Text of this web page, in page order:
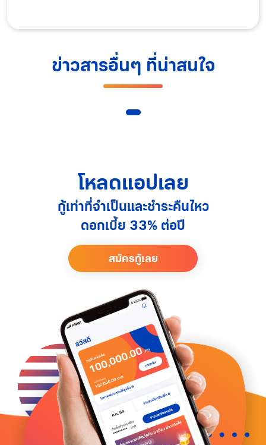
ข่าวสารอื่นๆ ที่น่าสนใจ
โหลดแอปเลย
กู้เท่าที่จำเป็นและชำระคืนไหว
ดอกเบี้ย 33% ต่อปี
สมัครกู้เลย